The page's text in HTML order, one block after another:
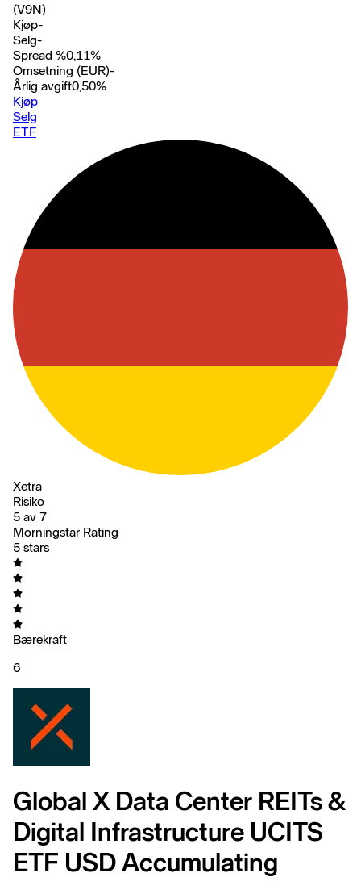
(V9N)
Kjøp-
Selg-
Spread %0,11%
Omsetning (EUR)-
Årlig avgift0,50%
Kjøp
Selg
ETF
Xetra
Risiko
5 av 7
Morningstar Rating
5 stars
Bærekraft
6
Global X Data Center REITs &
Digital Infrastructure UCITS
ETF USD Accumulating